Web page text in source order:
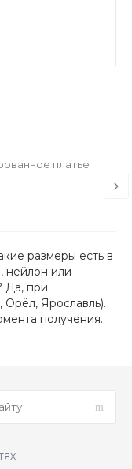
платье
размеры есть в
нейлон или
Да, при
Ярославль).
получения.